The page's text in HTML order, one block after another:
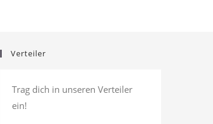
Verteiler
Trag dich in unseren Verteiler
ein!